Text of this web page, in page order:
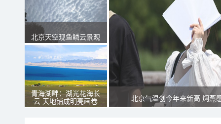
北京天空现鱼鳞云景观
青海湖畔：湖光花海长
云 天地铺成明亮画卷
北京气温创今年来新高 焖蒸